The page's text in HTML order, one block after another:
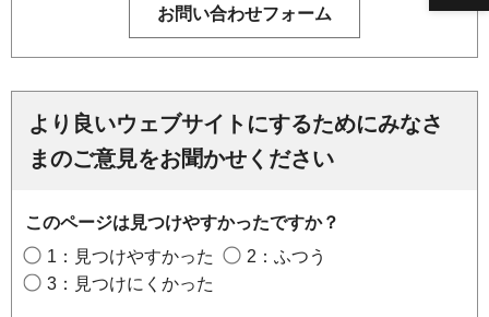
より良いウェブサイトにするためにみなさ
まのご意見をお聞かせください
このページは見つけやすかったですか？
1：見つけやすかった
2：ふつう
3：見つけにくかった